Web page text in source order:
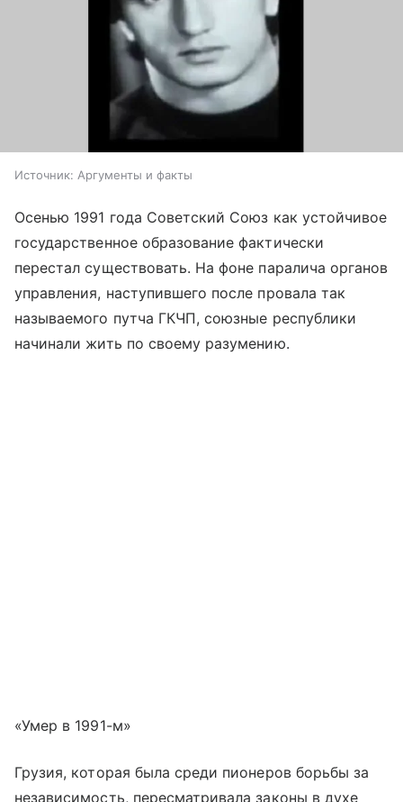
Источник: Аргументы и факты
Осенью 1991 года Советский Союз как устойчивое
государственное образование фактически
перестал существовать. На фоне паралича органов
управления, наступившего после провала так
называемого путча ГКЧП, союзные республики
начинали жить по своему разумению.
«Умер в 1991-м»
Грузия, которая была среди пионеров борьбы за
независимость, пересматривала законы в духе